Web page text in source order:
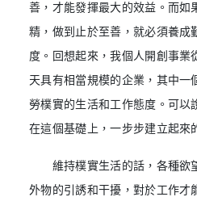
善，才能發揮最大的效益。而如
精，做到止於至善，就必須養成
度。回想起來，我個人開創事業
天具有相當規模的企業，其中一
勞樸實的生活和工作態度。可以
在這個基礎上，一步步建立起來
維持樸實生活的話，各種欲
外物的引誘和干擾，對於工作才